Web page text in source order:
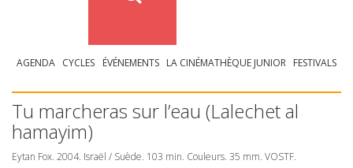
AGENDA CYCLES ÉVÉNEMENTS LA CINÉMATHÈQUE JUNIOR FESTIVALS
Tu marcheras sur l’eau (Lalechet al
hamayim)
Eytan Fox. 2004. Israël / Suède. 103 min. Couleurs. 35 mm. VOSTF.